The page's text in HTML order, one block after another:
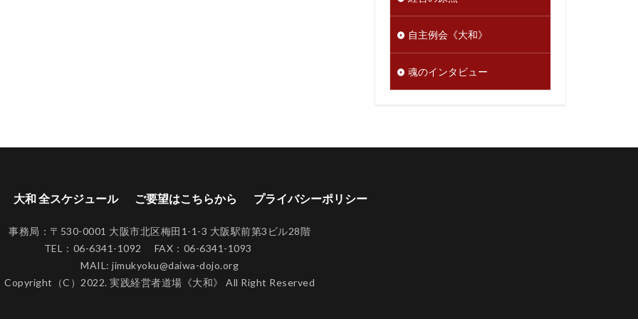
自主例会《大和》
魂のインタビュー
大和 全スケジュール ご要望はこちらから プライバシーポリシー
事務局：〒530-0001 大阪市北区梅田1-1-3 大阪駅前第3ビル28階
TEL：06-6341-1092 FAX：06-6341-1093
MAIL: jimukyoku@daiwa-dojo.org
Copyright（C）2022. 実践経営者道場《大和》 All Right Reserved